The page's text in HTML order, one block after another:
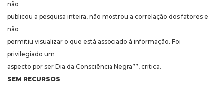
não
publicou a pesquisa inteira, não mostrou a correlação dos fatores e
não
permitiu visualizar o que está associado à informação. Foi
privilegiado um
aspecto por ser Dia da Consciência Negra””, critica.
SEM RECURSOS